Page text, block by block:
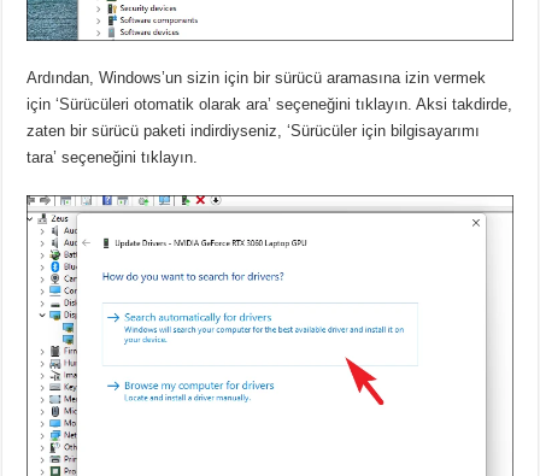
Ardından, Windows’un sizin için bir sürücü aramasına izin vermek
için ‘Sürücüleri otomatik olarak ara’ seçeneğini tıklayın.Aksi takdirde,
zaten bir sürücü paketi indirdiyseniz, ‘Sürücüler için bilgisayarımı
tara’ seçeneğini tıklayın.